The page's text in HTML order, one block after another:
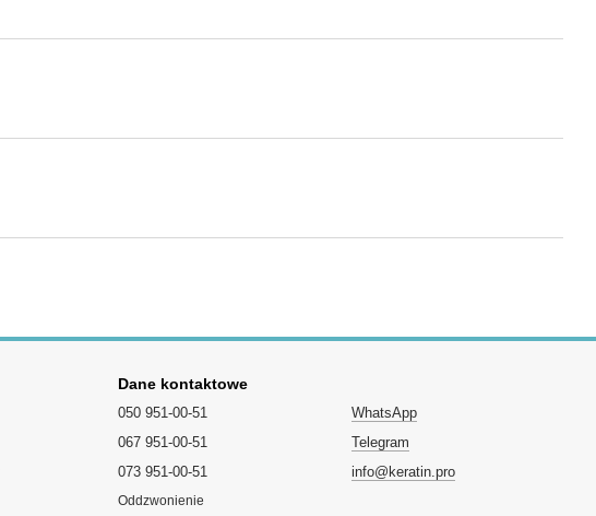
Dane kontaktowe
050 951-00-51
067 951-00-51
073 951-00-51
Oddzwonienie
WhatsApp
Telegram
info@keratin.pro